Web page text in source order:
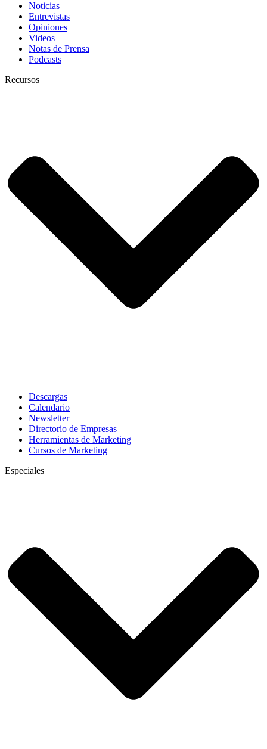
Noticias
Entrevistas
Opiniones
Videos
Notas de Prensa
Podcasts
Recursos
Descargas
Calendario
Newsletter
Directorio de Empresas
Herramientas de Marketing
Cursos de Marketing
Especiales